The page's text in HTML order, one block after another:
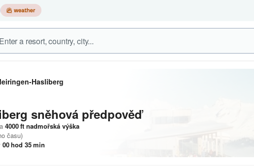
Hasliberg
sněhová předpověď
4000ft nadmořská výška
času)
00hod 35min